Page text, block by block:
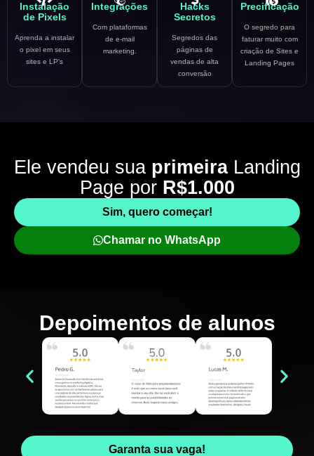
Instalação
de Pixels
Aprenda a instalar
o pixel em seus
sites e LP's
Integrações
Com plataformas
de e-mail
marketing.
Hacks
Secretos
Segredos das
páginas de
vendas de alta
conversão
Precificação
O segredo para
faturar muito com
criação de Sites e
Landing Pages
Ele vendeu sua primeira Landing
Page por R$1.000
Sim, quero começar!
Chamar no WhatsApp
Depoimentos de alunos
Garanta sua vaga!